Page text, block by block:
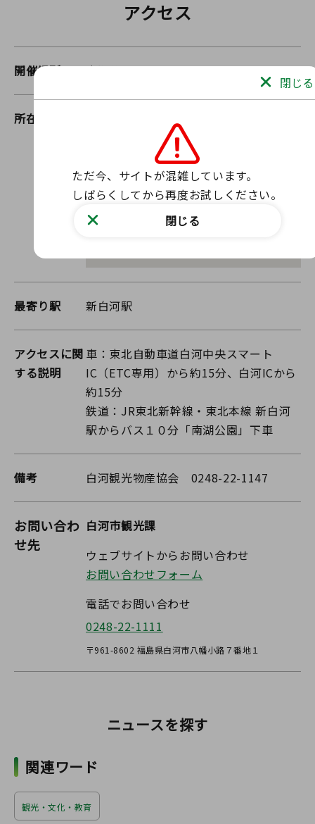
アクセス
開催場所 南湖公園
所在地
最寄り駅 新白河駅
アクセスに関
する説明
車：東北自動車道白河中央スマート
IC（ETC専用）から約15分、白河ICから
約15分
鉄道：JR東北新幹線・東北本線 新白河
駅からバス１０分「南湖公園」下車
備考 白河観光物産協会 0248-22-1147
お問い合わ
せ先
白河市観光課
ウェブサイトからお問い合わせ
お問い合わせフォーム
電話でお問い合わせ
0248-22-1111
〒961-8602 福島県白河市八幡小路７番地１
ニュースを探す
関連ワード
観光・文化・教育
閉じる
ただ今、サイトが混雑しています。
しばらくしてから再度お試しください。
閉じる